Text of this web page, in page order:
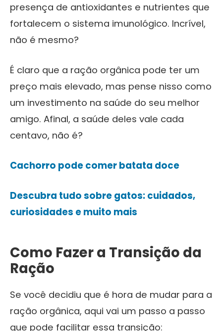
presença de antioxidantes e nutrientes que
fortalecem o sistema imunológico. Incrível,
não é mesmo?
É claro que a ração orgânica pode ter um
preço mais elevado, mas pense nisso como
um investimento na saúde do seu melhor
amigo. Afinal, a saúde deles vale cada
centavo, não é?
Cachorro pode comer batata doce
Descubra tudo sobre gatos: cuidados,
curiosidades e muito mais
Como Fazer a Transição da
Ração
Se você decidiu que é hora de mudar para a
ração orgânica, aqui vai um passo a passo
que pode facilitar essa transição: